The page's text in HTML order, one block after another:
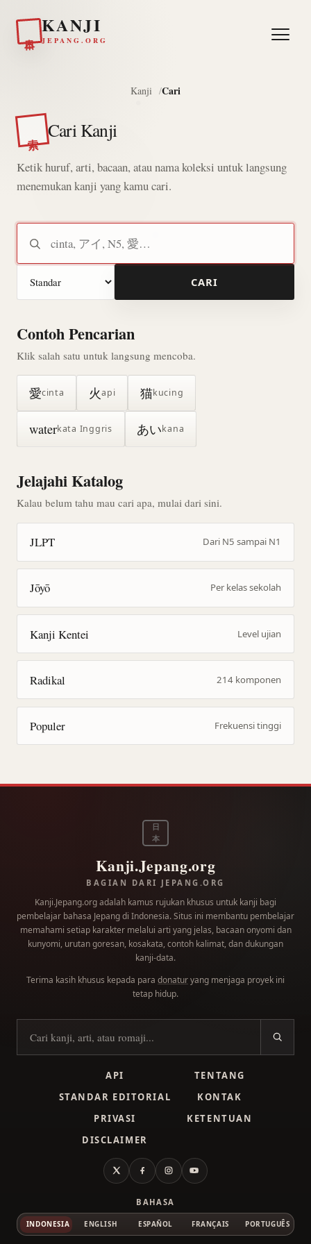
KANJI
JEPANG.ORG
Kanji Cari
Cari Kanji
Ketik huruf, arti, bacaan, atau nama koleksi untuk langsung
menemukan kanji yang kamu cari.
Cari kanji
CARI
Contoh Pencarian
Klik salah satu untuk langsung mencoba.
愛cinta 火api 猫kucing
waterkata Inggris あいkana
Jelajahi Katalog
Kalau belum tahu mau cari apa, mulai dari sini.
JLPT Dari N5 sampai N1
Jōyō Per kelas sekolah
Kanji Kentei Level ujian
Radikal 214 komponen
Populer Frekuensi tinggi
日
本
Kanji.Jepang.org
BAGIAN DARI JEPANG.ORG
Kanji.Jepang.org adalah kamus rujukan khusus untuk kanji bagi
pembelajar bahasa Jepang di Indonesia. Situs ini membantu pembelajar
memahami setiap karakter melalui arti yang jelas, bacaan onyomi dan
kunyomi, urutan goresan, kosakata, contoh kalimat, dan dukungan
kanji-data.
Terima kasih khusus kepada para donaturyang menjaga proyek ini
tetap hidup.
Cari kanji
API
TENTANG
STANDAR EDITORIAL
KONTAK
PRIVASI
KETENTUAN
DISCLAIMER
X FacebookInstagramYouTube
BAHASA
INDONESIA ENGLISH ESPAÑOL FRANÇAIS PORTUGUÊS